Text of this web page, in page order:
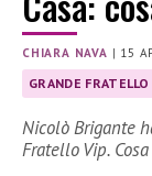
CHIARA NAVA | 15
GRANDE FRATELLO
Nicolò Brigante
Fratello Vip.